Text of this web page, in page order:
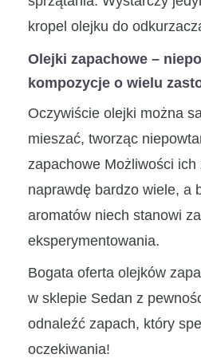
kropel olejku do
Olejki zapachowe –
kompozycje o wielu
Oczywiście olejki można
mieszać, tworząc
zapachowe Możliwości
naprawdę bardzo wiele, a
aromatów niech stanowi
eksperymentowania.
Bogata oferta olejków
w sklepie Sedan z
odnaleźć zapach, który
oczekiwania!